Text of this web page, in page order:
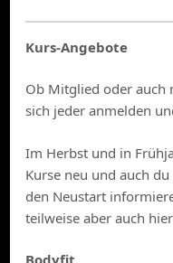
Kurs-Angebote
Ob Mitglied oder auch
sich jeder anmelden
Im Herbst und in
Kurse neu und auch
den Neustart
teilweise aber auch